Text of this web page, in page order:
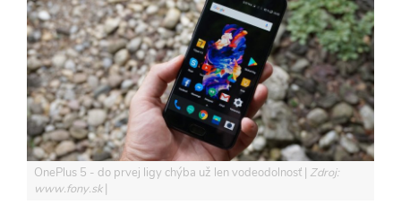
OnePlus 5 - do prvej ligy chýba už len vodeodolnosť Zdroj:
www.fony.sk